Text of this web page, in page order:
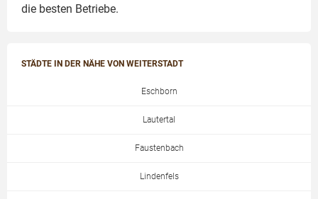
die besten Betriebe.
STÄDTE IN DER NÄHE VON WEITERSTADT
Eschborn
Lautertal
Faustenbach
Lindenfels